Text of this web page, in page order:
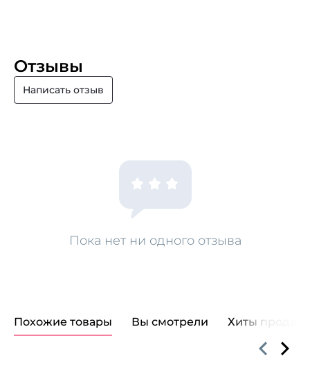
Отзывы
Написать отзыв
Пока нет ни одного отзыва
Похожие товары Вы смотрели Хиты продаж